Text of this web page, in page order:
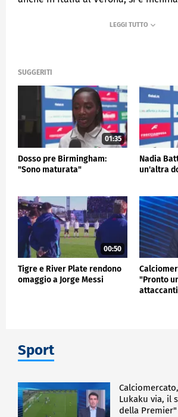
SUGGERITI
01:35
Dosso pre Birmingham:
"Sono maturata"
Nadia
un'altra
00:50
Tigre e River Plate rendono
omaggio a Jorge Messi
"Pronto
Sport
Lukaku via, il
della Premier"